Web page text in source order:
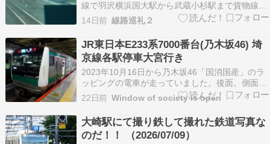
線で羽沢横浜国大駅から武蔵小杉駅まで貨物線を
走る幸せ（笑）今回は一番後ろで線路鑑賞【羽沢
貨物駅】上り貨物列車の出発待ちシーン初めて見
ました東海道貨物線で相模線e131系の試運転があ
ります茅ヶ崎駅→小田原駅→新鶴見→茅ヶ崎駅
ら…
14日前 線路巡礼２
JR東日本E233系7000番台(乃木坂46) 埼
京線各駅停車大宮行き
2023年10月16日から乃木坂46「国消国産」のラ
ッピングの電車が走っていました。後面。側面。
単駅表示。側面。次駅表示。2023年10月28日が
ラストランの様でした。E233系7000番台乃木坂
46関連快速川越行き。特急海老名行き。(相鉄線)
各駅停車新宿行き。緑各停新宿行き。(…
22日前 Window of society is open
大崎駅にて撮り鉄して撮れた鉄道写真な
のだ！！ （2026/07/09）